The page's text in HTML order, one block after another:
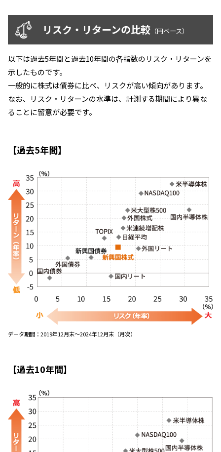
リスク・リターンの比較 （円ベース）
以下は過去5年間と過去10年間の各指数のリスク・リターンを
示したものです。
一般的に株式は債券に比べ、リスクが高い傾向があります。
なお、リスク・リターンの水準は、計測する期間により異な
ることに留意が必要です。
【過去5年間】
データ期間：2019年12月末～2024年12月末（月次）
【過去10年間】